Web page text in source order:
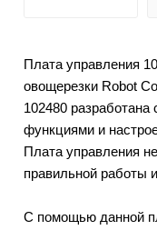
Плата управления
овощерезки Robot
102480
функциями и
Плата управления
правильной работы
С помощью данной